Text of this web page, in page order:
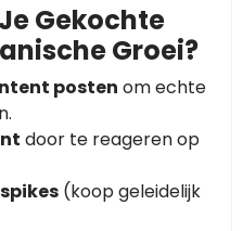
Gekochte
Groei?
posten om echte
door te reageren op
(koop geleidelijk